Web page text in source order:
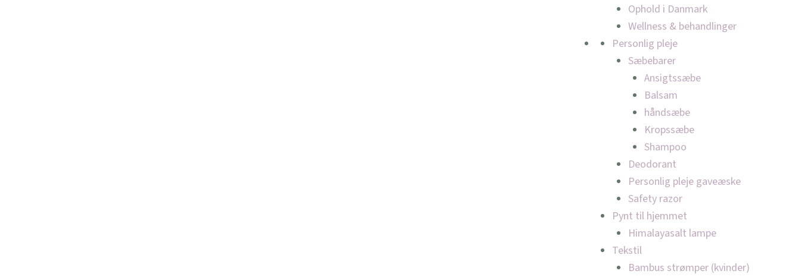
Ophold i Danmark
Wellness & behandlinger
Personlig pleje
Sæbebarer
Ansigtssæbe
Balsam
håndsæbe
Kropssæbe
Shampoo
Deodorant
Personlig pleje gaveæske
Safety razor
Pynt til hjemmet
Himalayasalt lampe
Tekstil
Bambus strømper (kvinder)